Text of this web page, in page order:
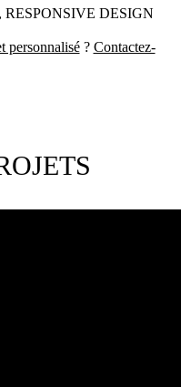
DESIGN
personnalisé? Contactez-